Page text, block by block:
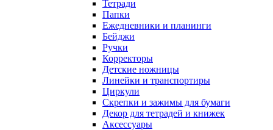
Тетради
Папки
Ежедневники и планинги
Бейджи
Ручки
Корректоры
Детские ножницы
Линейки и транспортиры
Циркули
Скрепки и зажимы для бумаги
Декор для тетрадей и книжек
Аксессуары